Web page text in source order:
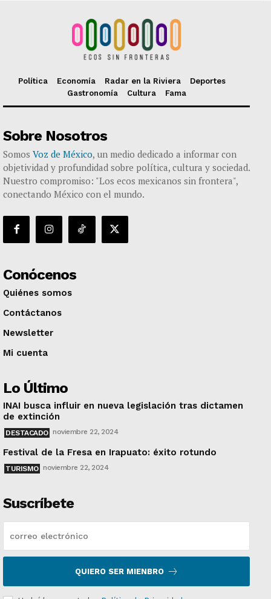
Política Economía Radar en la Riviera
Deportes
Gastronomía
Cultura Fama
Sobre Nosotros
Somos Voz de México, un medio dedicado a informar con
objetividad y profundidad sobre política, cultura y sociedad.
Nuestro compromiso: "Los ecos mexicanos sin frontera",
conectando México con el mundo.
Conócenos
Quiénes somos
Contáctanos
Newsletter
Mi cuenta
Lo Último
INAI busca influir en nueva legislación tras dictamen
de extinción
DESTACADO noviembre 22, 2024
Festival de la Fresa en Irapuato: éxito rotundo
TURISMO noviembre 22, 2024
Suscríbete
QUIERO SER MIENBRO